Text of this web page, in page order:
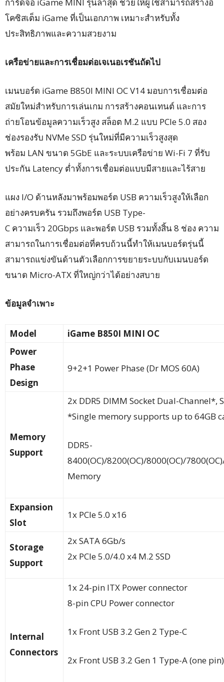
โคซิสเต็ม iGame ที่เป็นเอกภาพ เหมาะสำหรับทั้ง
ประสิทธิภาพและความสวยงาม
เครือข่ายและการเชื่อมต่อเจเนอเรชันถัดไป
เมนบอร์ด iGame B850I MINI OC V14 มอบการเชื่อมต่อ
สมัยใหม่สำหรับการเล่นเกม การสร้างคอนเทนต์ และการ
ถ่ายโอนข้อมูลความเร็วสูง สล็อต M.2 แบบ PCIe 5.0 สอง
ช่องรองรับ NVMe SSD รุ่นใหม่ที่มีความเร็วสูงสุด
พร้อม LAN ขนาด 5GbE และระบบเครือข่าย Wi-Fi 7 ที่รับ
ประกัน Latency ต่ำทั้งการเชื่อมต่อแบบมีสายและไร้สาย
แผง I/O ด้านหลังมาพร้อมพอร์ต USB ความเร็วสูงให้เลือก
อย่างครบครัน รวมถึงพอร์ต USB Type-
C ความเร็ว 20Gbps และพอร์ต USB รวมทั้งสิ้น 8 ช่อง ความ
สามารถในการเชื่อมต่อที่ครบถ้วนนี้ทำให้เมนบอร์ดรุ่นนี้
สามารถแข่งขันด้านตัวเลือกการขยายระบบกับเมนบอร์ด
ขนาด Micro-ATX ที่ใหญ่กว่าได้อย่างสบาย
ข้อมูลจำเพาะ
Model
iGame B850I MINI OC
Power
Phase
Design
9+2+1 Power Phase (Dr MOS 60A)
Memory
Support
2x DDR5 DIMM Socket Dual-Channel*,
*Single memory supports up to 64GB
DDR5-
8400(OC)/8200(OC)/8000(OC)/
Memory
Expansion
Slot
1x PCIe 5.0 x16
Storage
Support
2x SATA 6Gb/s
2x PCIe 5.0/4.0 x4 M.2 SSD
Internal
Connectors
1x 24-pin ITX Power connector
8-pin CPU Power connector
1x Front USB 3.2 Gen 2 Type-C
2x Front USB 3.2 Gen 1 Type-A (one pin)